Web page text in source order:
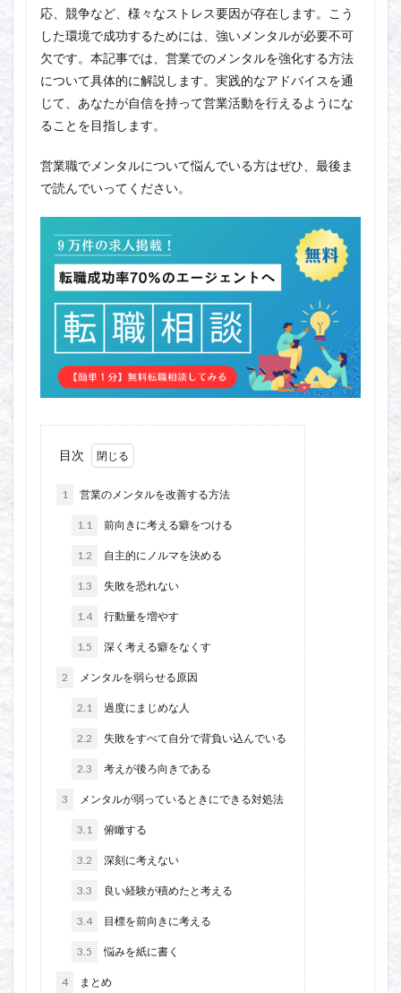
応、競争など、様々なストレス要因が存在します。こう
した環境で成功するためには、強いメンタルが必要不可
欠です。本記事では、営業でのメンタルを強化する方法
について具体的に解説します。実践的なアドバイスを通
じて、あなたが自信を持って営業活動を行えるようにな
ることを目指します。
営業職でメンタルについて悩んでいる方はぜひ、最後ま
で読んでいってください。
目次
1 営業のメンタルを改善する方法
1.1 前向きに考える癖をつける
1.2 自主的にノルマを決める
1.3 失敗を恐れない
1.4 行動量を増やす
1.5 深く考える癖をなくす
2 メンタルを弱らせる原因
2.1 過度にまじめな人
2.2 失敗をすべて自分で背負い込んでいる
2.3 考えが後ろ向きである
3 メンタルが弱っているときにできる対処法
3.1 俯瞰する
3.2 深刻に考えない
3.3 良い経験が積めたと考える
3.4 目標を前向きに考える
3.5 悩みを紙に書く
4 まとめ